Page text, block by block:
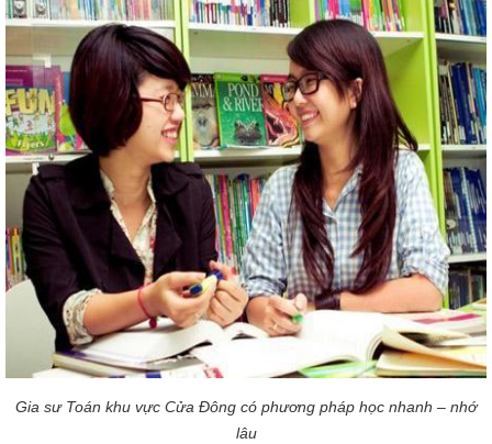
Gia sư Toán khu vực Cửa Đông có phương pháp học nhanh – nhớ
lâu